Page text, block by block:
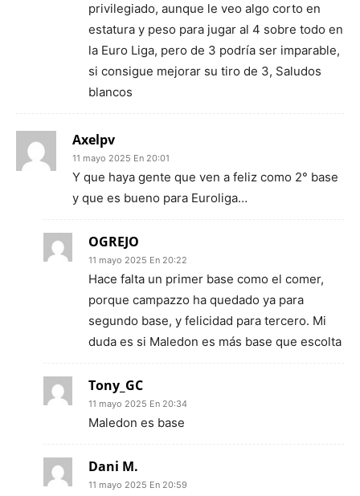
privilegiado, aunque le veo algo corto en
estatura y peso para jugar al 4 sobre todo en
la Euro Liga, pero de 3 podría ser imparable,
si consigue mejorar su tiro de 3, Saludos
blancos
Axelpv
11 mayo 2025 En 20:01
Y que haya gente que ven a feliz como 2° base
y que es bueno para Euroliga…
OGREJO
11 mayo 2025 En 20:22
Hace falta un primer base como el comer,
porque campazzo ha quedado ya para
segundo base, y felicidad para tercero. Mi
duda es si Maledon es más base que escolta
Tony_GC
11 mayo 2025 En 20:34
Maledon es base
Dani M.
11 mayo 2025 En 20:59